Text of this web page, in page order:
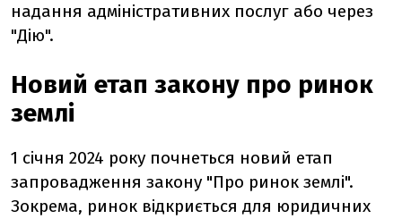
надання адміністративних послуг або через
"Дію".
Новий етап закону про ринок
землі
1 січня 2024 року почнеться новий етап
запровадження закону "Про ринок землі".
Зокрема, ринок відкриється для юридичних